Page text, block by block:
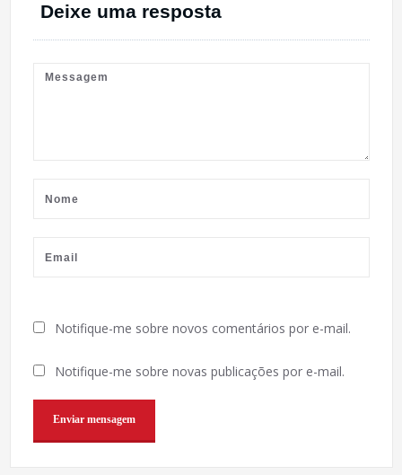
Deixe uma resposta
Notifique-me sobre novos comentários por e-mail.
Notifique-me sobre novas publicações por e-mail.